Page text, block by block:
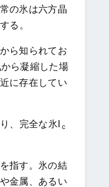
の氷は六方晶
る。
ら知られてお
ら凝縮した場
に存在してい
、完全な氷I ｃ
指す。氷の結
金属、あるい